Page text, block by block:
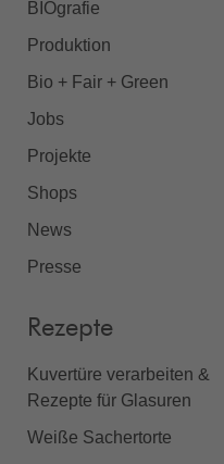
BIOgrafie
Produktion
Bio + Fair + Green
Jobs
Projekte
Shops
News
Presse
Rezepte
Kuvertüre verarbeiten &
Rezepte für Glasuren
Weiße Sachertorte